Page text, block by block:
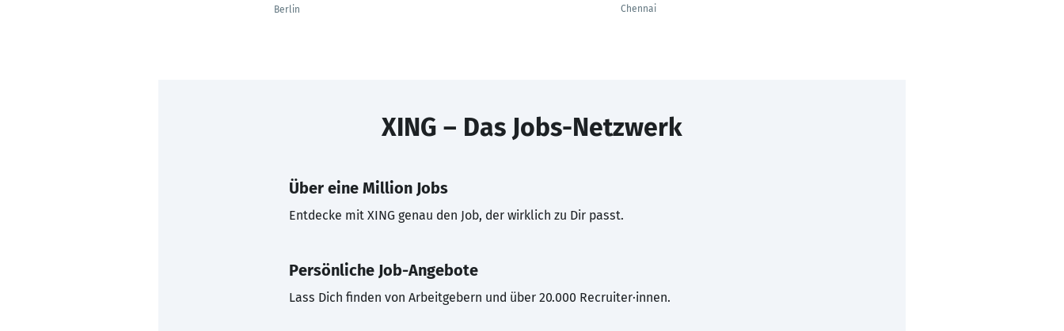
Berlin
Chennai
XING – Das Jobs-Netzwerk
Über eine Million Jobs
Entdecke mit XING genau den Job, der wirklich zu Dir passt.
Persönliche Job-Angebote
Lass Dich finden von Arbeitgebern und über 20.000 Recruiter·innen.